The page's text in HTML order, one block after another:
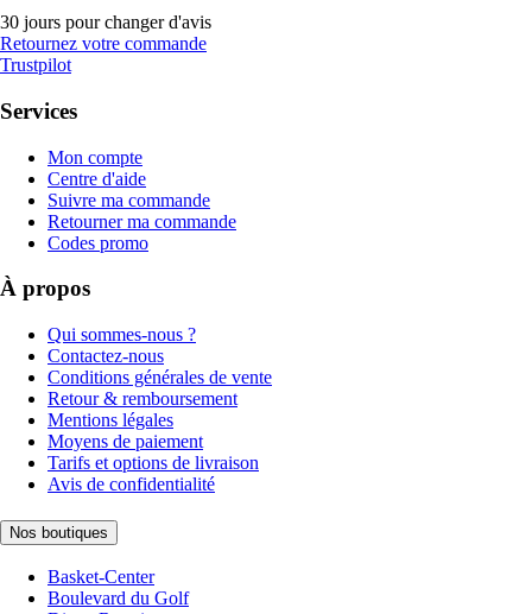
30 jours pour changer d'avis
Retournez votre commande
Trustpilot
Services
Mon compte
Centre d'aide
Suivre ma commande
Retourner ma commande
Codes promo
À propos
Qui sommes-nous ?
Contactez-nous
Conditions générales de vente
Retour & remboursement
Mentions légales
Moyens de paiement
Tarifs et options de livraison
Avis de confidentialité
Nos boutiques
Basket-Center
Boulevard du Golf